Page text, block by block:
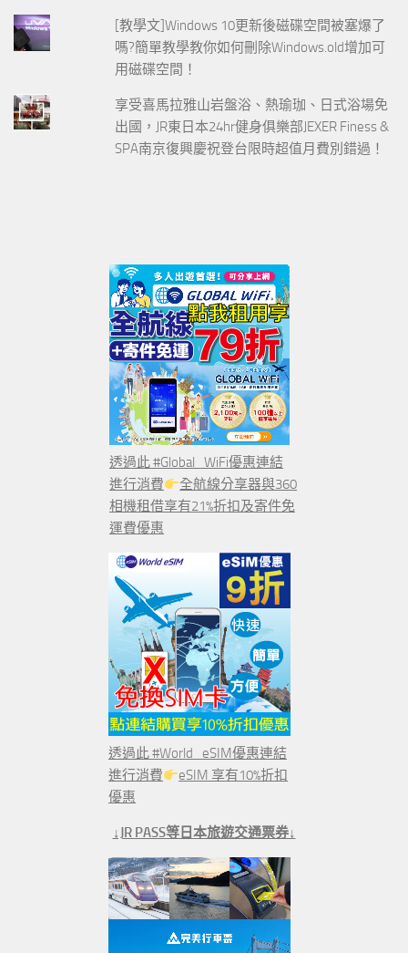
[教學文]Windows 10更新後磁碟空間被塞爆了
嗎?簡單教學教你如何刪除Windows.old增加可
用磁碟空間！
享受喜馬拉雅山岩盤浴、熱瑜珈、日式浴場免
出國，JR東日本24hr健身俱樂部JEXER Finess &
SPA南京復興慶祝登台限時超值月費別錯過！
透過此 #Global_WiFi優惠連結
進行消費
全航線分享器與360
相機租借享有21%折扣及寄件免
運費優惠
透過此 #World_eSIM優惠連結
進行消費
eSIM 享有10%折扣
優惠
↓JR PASS等日本旅遊交通票券↓